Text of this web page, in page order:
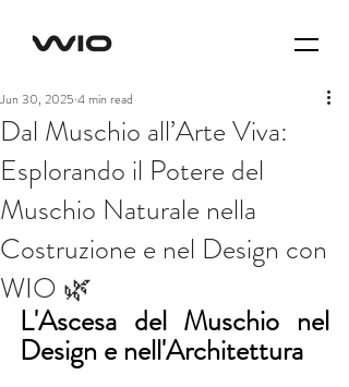
Dal Muschio all’Arte Viva:
Esplorando il Potere del
Muschio Naturale nella
Costruzione e nel Design con
WIO 🌿
Jun 30, 2025 4 min read
L'Ascesa del Muschio nel
Design e nell'Architettura